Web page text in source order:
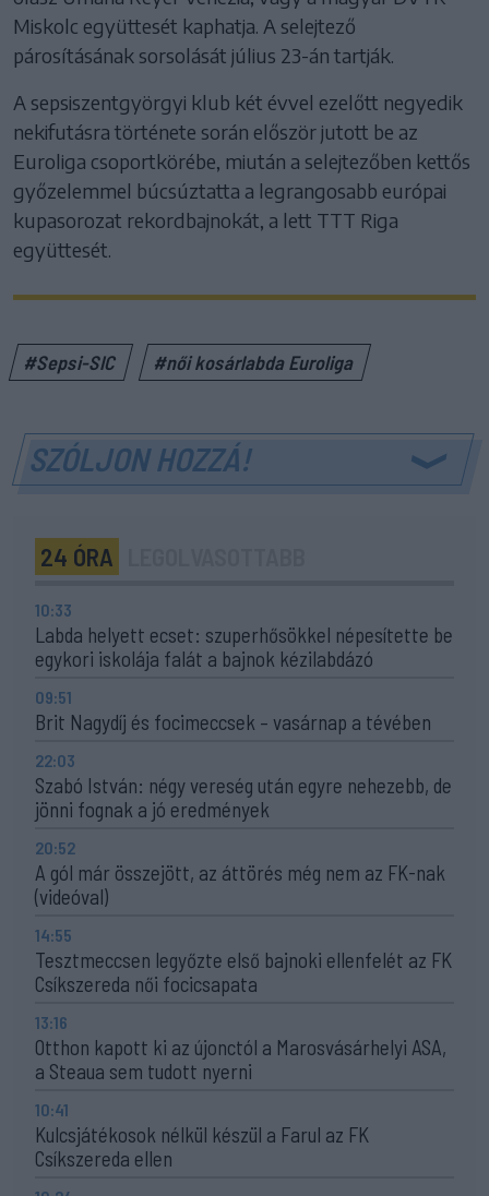
Miskolc együttesét kaphatja. A selejtező
párosításának sorsolását július 23-án tartják.
A sepsiszentgyörgyi klub két évvel ezelőtt negyedik
nekifutásra története során először jutott be az
Euroliga csoportkörébe, miután a selejtezőben kettős
győzelemmel búcsúztatta a legrangosabb európai
kupasorozat rekordbajnokát, a lett TTT Riga
együttesét.
#Sepsi-SIC #női kosárlabda Euroliga
SZÓLJON HOZZÁ!
24 ÓRA
10:33
Labda helyett ecset: szuperhősökkel népesítette be
egykori iskolája falát a bajnok kézilabdázó
09:51
Brit Nagydíj és focimeccsek – vasárnap a tévében
22:03
Szabó István: négy vereség után egyre nehezebb, de
jönni fognak a jó eredmények
20:52
A gól már összejött, az áttörés még nem az FK-nak
(videóval)
14:55
Tesztmeccsen legyőzte első bajnoki ellenfelét az FK
Csíkszereda női focicsapata
13:16
Otthon kapott ki az újonctól a Marosvásárhelyi ASA,
a Steaua sem tudott nyerni
10:41
Kulcsjátékosok nélkül készül a Farul az FK
Csíkszereda ellen